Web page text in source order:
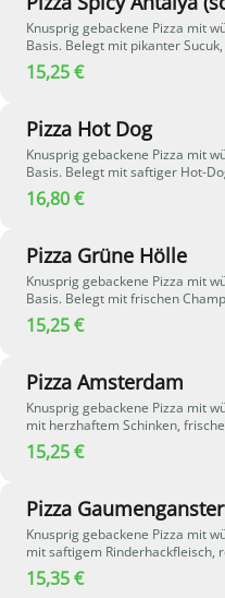
leicht pikant.
Knusprig gebackene Pizza mit
Basis. Belegt mit pikanter
scharfen Jalapeños, die der
Note verleihen. Abgerundet mit
- perfekt für alle, die kräftige
15,25 €
Pizza Hot Dog
Knusprig gebackene Pizza mit
Basis. Belegt mit saftiger Hot-
Gewürzgurken und knusprigen
Ketchup und cremiger
16,80 €
Pizza Grüne Hölle
Knusprig gebackene Pizza mit
Basis. Belegt mit frischen
Tomaten und roten Zwiebeln.
für eine feine, nussige Note,
Gemüseliebhaber.
15,25 €
Pizza Amsterdam
Knusprig gebackene Pizza mit
mit herzhaftem Schinken,
Abgerundet mit cremiger Sauce
entsteht eine harmonische
15,25 €
Pizza Gaumenganster
Knusprig gebackene Pizza mit
mit saftigem Rinderhackfleisch,
Mozzarella sorgt für eine zart
aromatische Barbecuesauce
15,35 €